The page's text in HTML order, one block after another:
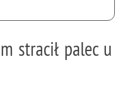
stracił palec u